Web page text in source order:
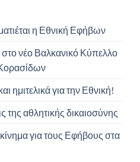
η Εθνική Εφήβων
νέο Βαλκανικό Κύπελλο
ημιτελικά για την Εθνική!
της αθλητικής δικαιοσύνης
για τους Εφήβους στα